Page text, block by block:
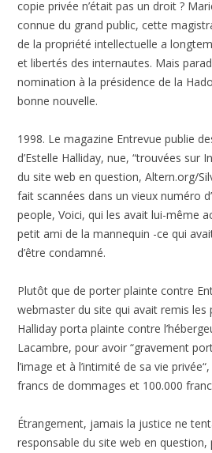
copie privée n’était pas un droit ?
connue du grand public, cette
de la propriété intellectuelle a
et libertés des internautes. Mais
nomination à la présidence de la
bonne nouvelle.
1998. Le magazine Entrevue publie
d’Estelle Halliday, nue, “trouvées sur
du site web en question, Altern.org/
fait scannées dans un vieux numéro
people, Voici, qui les avait lui-même
petit ami de la mannequin -ce qui
d’être condamné.
Plutôt que de porter plainte contre
webmaster du site qui avait remis les
Halliday porta plainte contre
Lacambre, pour avoir “gravement
l’image et à l’intimité de sa vie
francs de dommages et 100.000
Étrangement, jamais la justice ne
responsable du site web en question,